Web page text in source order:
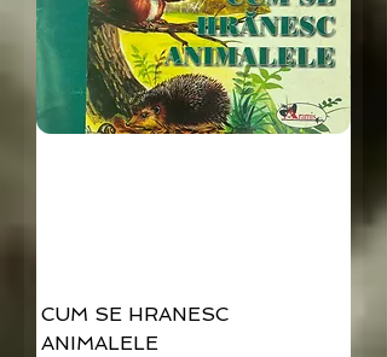
CUM SE HRANESC
ANIMALELE